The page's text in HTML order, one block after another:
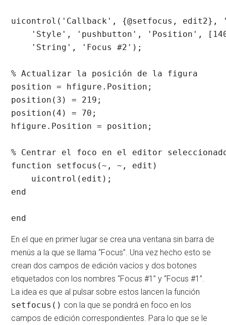
uicontrol('Callback', {@setfocus,
'Style', 'pushbutton', 'Position',
    'String', 'Focus #2');
% Actualizar la posición de la figura
position = hfigure.Position;
position(3) = 219;
position(4) = 70;
hfigure.Position = position;
% Centrar el foco en el editor
function setfocus(~, ~, edit)
    uicontrol(edit);
end
end
En el que en primer lugar se crea una ventana sin barra de
menús a la que se llama “Focus”. Una vez hecho esto se
crean dos campos de edición vacíos y dos botones
etiquetados con los nombres “Focus #1” y “Focus #1”.
La idea es que al pulsar sobre estos lancen la función
setfocus() con la que se pondrá en foco en los
campos de edición correspondientes. Para lo que se le